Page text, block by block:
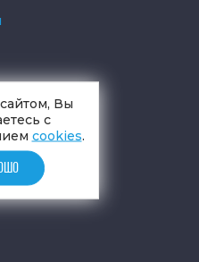
17
Вы
с
cookies.